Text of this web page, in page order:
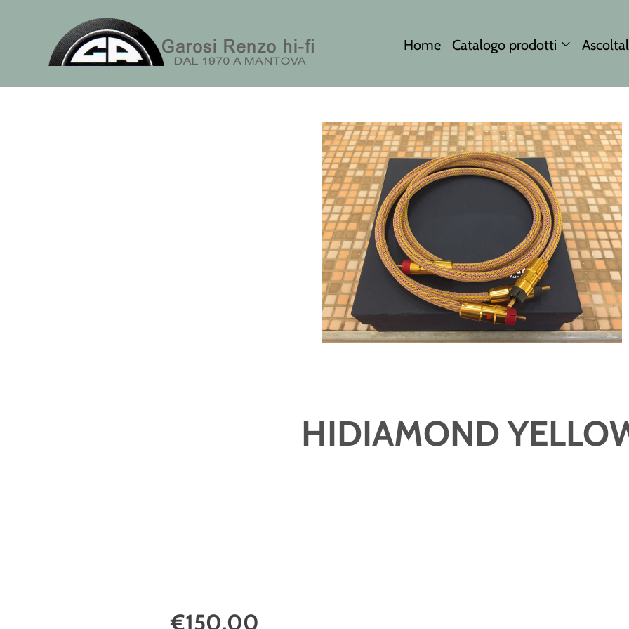
Home Catalogo prodotti
HIDIAMOND
€150,00